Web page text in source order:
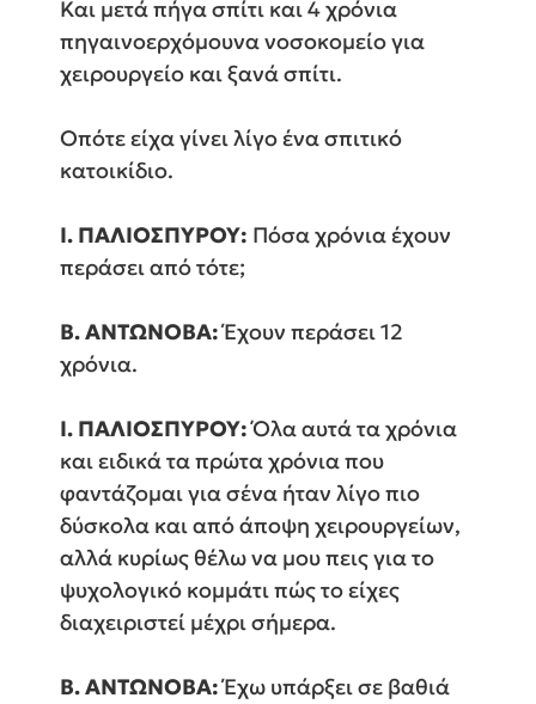
Και μετά πήγα σπίτι και 4 χρόνια
πηγαινοερχόμουνα νοσοκομείο για
χειρουργείο και ξανά σπίτι.
Οπότε είχα γίνει λίγο ένα σπιτικό
κατοικίδιο.
Ι. ΠΑΛΙΟΣΠΥΡΟΥ: Πόσα χρόνια έχουν
περάσει από τότε;
Β. ΑΝΤΩΝΟΒΑ:Έχουν περάσει 12
χρόνια.
Ι. ΠΑΛΙΟΣΠΥΡΟΥ:Όλα αυτά τα χρόνια
και ειδικά τα πρώτα χρόνια που
φαντάζομαι για σένα ήταν λίγο πιο
δύσκολα και από άποψη χειρουργείων,
αλλά κυρίως θέλω να μου πεις για το
ψυχολογικό κομμάτι πώς το είχες
διαχειριστεί μέχρι σήμερα.
Β. ΑΝΤΩΝΟΒΑ:Έχω υπάρξει σε βαθιά